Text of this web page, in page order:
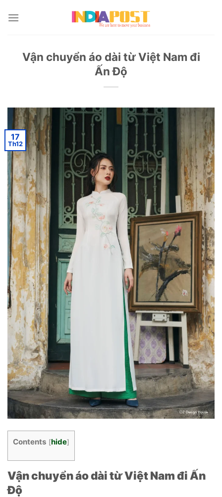
Vận chuyển áo dài từ Việt Nam đi
Ấn Độ
17
Th12
Contents [hide]
Vận chuyển áo dài từ Việt Nam đi Ấn
Độ